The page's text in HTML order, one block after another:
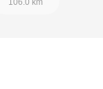
106.0 km